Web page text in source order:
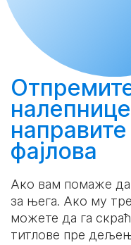
направите
фајлова
Ако вам помаже да
за њега. Ако му
можете да га
титлове пре